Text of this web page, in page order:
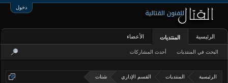
دخول
الرئيسية المنتديات القسم الإداري شتات
الرئيسية المنتديات
البحث في المنتديات أحدث المشاركات
الأعضاء